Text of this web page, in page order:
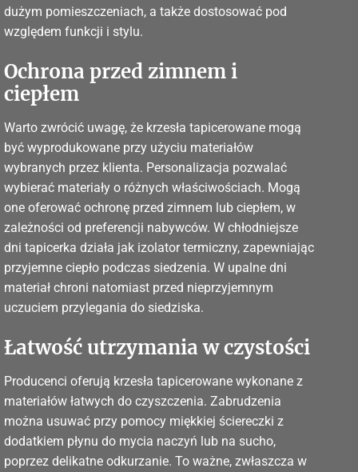
dużym pomieszczeniach, a także dostosować pod
względem funkcji i stylu.
Ochrona przed zimnem i
ciepłem
Warto zwrócić uwagę, że krzesła tapicerowane mogą
być wyprodukowane przy użyciu materiałów
wybranych przez klienta. Personalizacja pozwalać
wybierać materiały o różnych właściwościach. Mogą
one oferować ochronę przed zimnem lub ciepłem, w
zależności od preferencji nabywców. W chłodniejsze
dni tapicerka działa jak izolator termiczny, zapewniając
przyjemne ciepło podczas siedzenia. W upalne dni
materiał chroni natomiast przed nieprzyjemnym
uczuciem przylegania do siedziska.
Łatwość utrzymania w czystości
Producenci oferują krzesła tapicerowane wykonane z
materiałów łatwych do czyszczenia. Zabrudzenia
można usuwać przy pomocy miękkiej ściereczki z
dodatkiem płynu do mycia naczyń lub na sucho,
poprzez delikatne odkurzanie. To ważne, zwłaszcza w